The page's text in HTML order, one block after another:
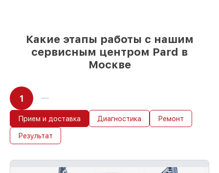
Какие этапы работы с нашим
сервисным центром Pard в
Москве
1
Прием и доставка Диагностика Ремонт
Результат